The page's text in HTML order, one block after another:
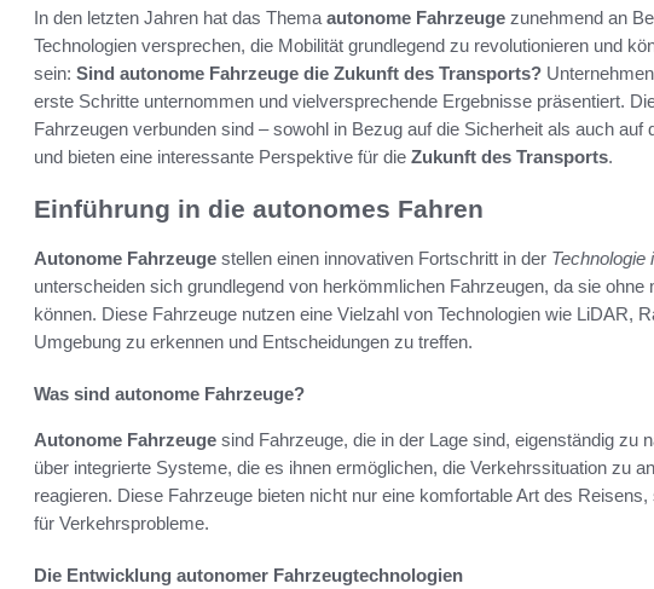
In den letzten Jahren hat das Thema autonome Fahrzeuge zunehmend an
Technologien versprechen, die Mobilität grundlegend zu revolutionieren und
sein: Sind autonome Fahrzeuge die Zukunft des Transports?
erste Schritte unternommen und vielversprechende Ergebnisse präsentiert.
Fahrzeugen verbunden sind – sowohl in Bezug auf die Sicherheit als auch
und bieten eine interessante Perspektive für die Zukunft des Transports.
Einführung in die autonomes Fahren
Autonome Fahrzeuge stellen einen innovativen Fortschritt in der Technologie
unterscheiden sich grundlegend von herkömmlichen Fahrzeugen, da sie
können. Diese Fahrzeuge nutzen eine Vielzahl von Technologien wie LiDAR,
Umgebung zu erkennen und Entscheidungen zu treffen.
Was sind autonome Fahrzeuge?
Autonome Fahrzeuge sind Fahrzeuge, die in der Lage sind, eigenständig zu
über integrierte Systeme, die es ihnen ermöglichen, die Verkehrssituation zu
reagieren. Diese Fahrzeuge bieten nicht nur eine komfortable Art des
für Verkehrsprobleme.
Die Entwicklung autonomer Fahrzeugtechnologien